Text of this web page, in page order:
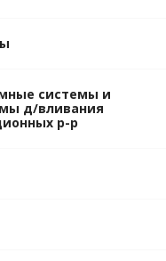
системы и
д/вливания
р-р